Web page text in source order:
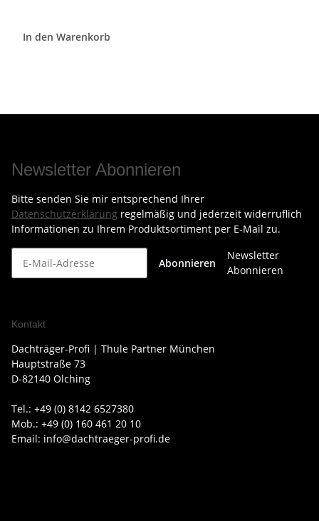
In den Warenkorb
Newsletter Abonnieren
Bitte senden Sie mir entsprechend Ihrer
Datenschutzerklärung regelmäßig und jederzeit widerruflich
Informationen zu Ihrem Produktsortiment per E-Mail zu.
Abonnieren
Newsletter
Abonnieren
Kontakt
Dachträger-Profi | Thule Partner München
Hauptstraße 73
D-82140 Olching
Tel.: +49 (0) 8142 6527380
Mob.: +49 (0) 160 461 20 10
Email: info@dachtraeger-profi.de